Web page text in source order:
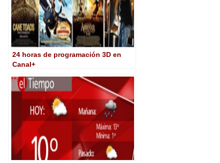
24 horas de programación 3D en
Canal+